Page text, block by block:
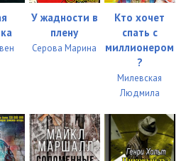
У жадности в
плену
Серова Марина
Кто хочет
спать с
миллионером
?
Милевская
Людмила